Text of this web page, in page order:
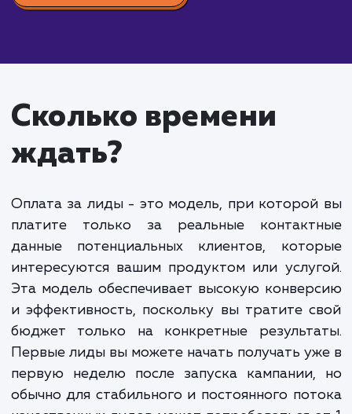
заинтересованных клиентов. Стоимость услуг
начинается от 500 руб. за лид, но окончательная
цена будет зависеть от множества факторов.
В первую очередь, стоимость зависит от
сложности получения лида. Если ваш бизнес
стоимость клика в PPC каналах высока,
лида соответственно увеличится. Также цена
варьироваться в зависимости от требуемого
качества лида: чем выше требования к
потенциальному клиенту, тем больше затрат
требуется на его привлечение.
Мы всегда готовы предложить индивидуальные условия
оплаты и подобрать оптимальный вариант, исходя из